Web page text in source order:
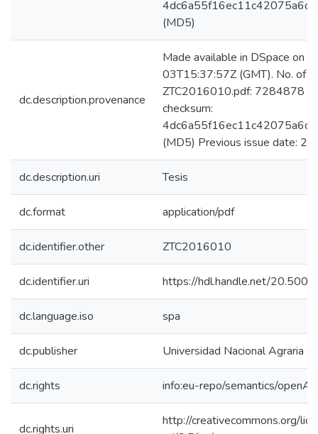
(MD5)
dc.description.provenance
Made available in DSpace on
03T15:37:57Z (GMT). No. of
ZTC2016010.pdf: 7284878
checksum:
(MD5) Previous issue date:
dc.description.uri Tesis
dc.format application/pdf
dc.identifier.other ZTC2016010
dc.identifier.uri https://hdl.handle.net/
dc.language.iso spa
dc.publisher Universidad Nacional Agraria
dc.rights info:eu-repo/semantics/
dc.rights.uri
http://creativecommons.org/